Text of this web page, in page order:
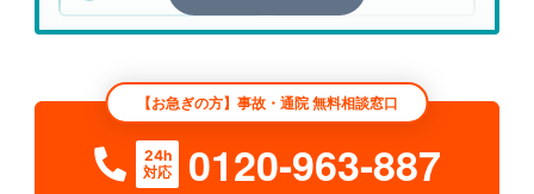
検索する
詳細条件で絞り込む
【お急ぎの方】事故・通院 無料相談窓口
24h
対応
0120-963-887